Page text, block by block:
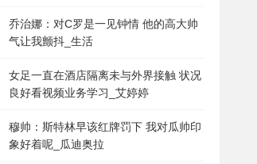
乔治娜：对C罗是一见钟情 他的高大帅
气让我颤抖_生活
女足一直在酒店隔离未与外界接触 状况
良好看视频业务学习_艾婷婷
穆帅：斯特林早该红牌罚下 我对瓜帅印
象好着呢_瓜迪奥拉